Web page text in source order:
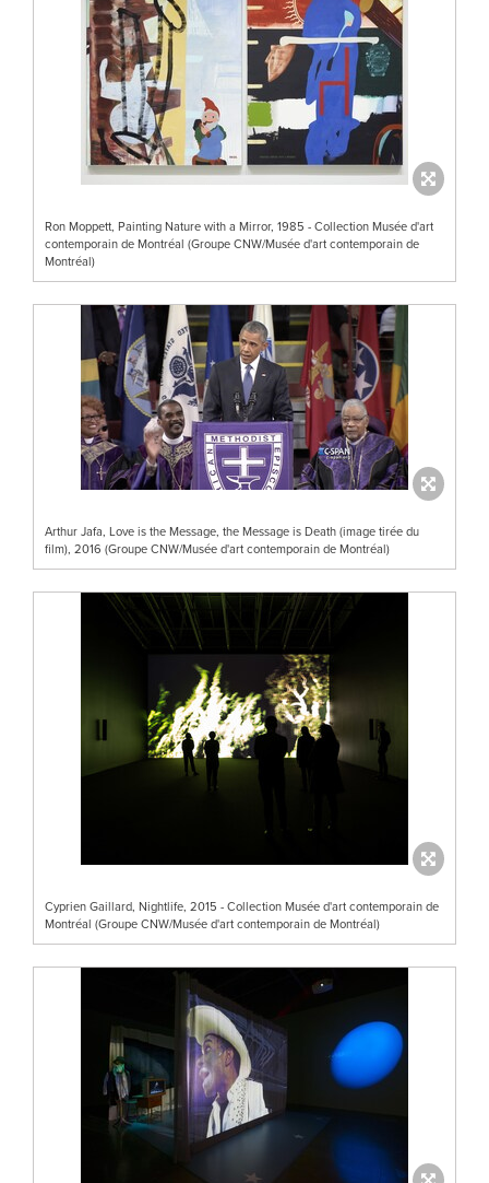
Ron Moppett, Painting Nature with a Mirror, 1985 - Collection Musée d'art
contemporain de Montréal (Groupe CNW/Musée d'art contemporain de
Montréal)
Arthur Jafa, Love is the Message, the Message is Death (image tirée du
film), 2016 (Groupe CNW/Musée d'art contemporain de Montréal)
Cyprien Gaillard, Nightlife, 2015 - Collection Musée d'art contemporain de
Montréal (Groupe CNW/Musée d'art contemporain de Montréal)